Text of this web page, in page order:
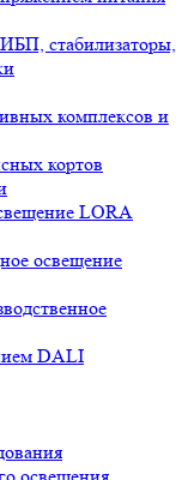
стабилизаторы,
комплексов и
кортов
LORA
освещение
DALI